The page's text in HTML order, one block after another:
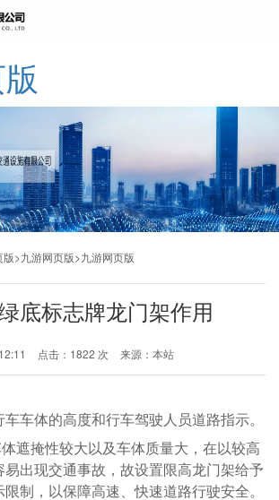
网站九游网页版
公司简介
九游网页版
产品展示
成功案例
版>九游网页版>九游网页版
底标志牌龙门架作用
点击：1822 次 来源：本站
车体的高度和行车驾驶人员道路指示。
遮掩性较大以及车体质量大，在以较高
易出现交通事故，故设置限高龙门架给予
制，以保障高速、快速道路行驶安全。